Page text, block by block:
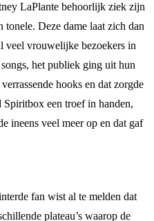
LaPlante behoorlijk ziek zijn
tonele. Deze dame laat zich dan
veel vrouwelijke bezoekers in
het publiek ging uit hun
hooks en dat zorgde
een troef in handen,
ineens veel meer op en dat gaf
fan wist al te melden dat
plateau’s waarop de